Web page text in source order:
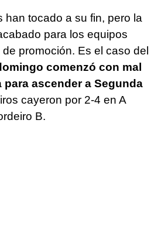
han tocado a su fin, pero la
para los equipos
promoción. Es el caso del
comenzó con mal
para ascender a Segunda
cayeron por 2-4 en A
B.